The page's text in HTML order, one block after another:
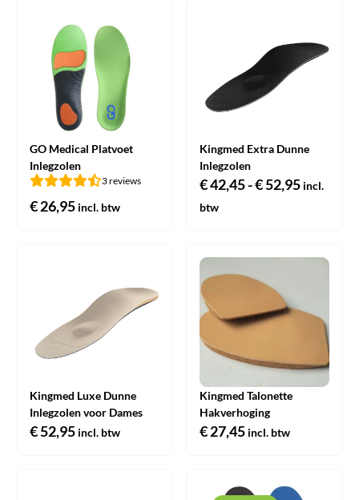
GO Medical Platvoet
Inlegzolen
3 reviews
€26,95 incl. btw
Kingmed Extra Dunne
Inlegzolen
€42,45-€52,95 incl.
btw
Kingmed Luxe Dunne
Inlegzolen voor Dames
€52,95 incl. btw
Kingmed Talonette
Hakverhoging
€27,45 incl. btw